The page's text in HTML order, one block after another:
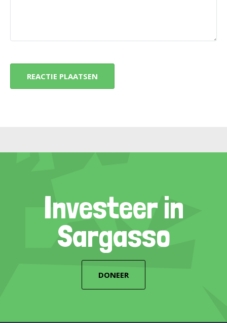
Investeer in
Sargasso
DONEER